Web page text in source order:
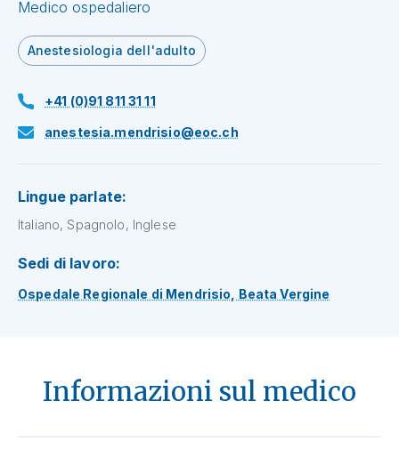
Medico ospedaliero
Anestesiologia dell'adulto
+41 (0)91 811 31 11
anestesia.mendrisio@eoc.ch
Lingue parlate:
Italiano, Spagnolo, Inglese
Sedi di lavoro:
Ospedale Regionale di Mendrisio, Beata Vergine
Informazioni sul medico